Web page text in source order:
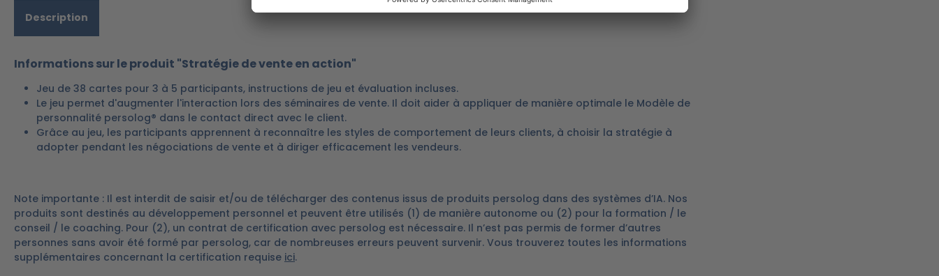
Description
Informations sur le produit "Stratégie de vente en action"
Jeu de 38 cartes pour 3 à 5 participants, instructions de jeu et évaluation incluses.
Le jeu permet d'augmenter l'interaction lors des séminaires de vente. Il doit aider à appliquer de manière optimale le Modèle de
personnalité persolog® dans le contact direct avec le client.
Grâce au jeu, les participants apprennent à reconnaître les styles de comportement de leurs clients, à choisir la stratégie à
adopter pendant les négociations de vente et à diriger efficacement les vendeurs.
Note importante : Il est interdit de saisir et/ou de télécharger des contenus issus de produits persolog dans des systèmes d’IA. Nos
produits sont destinés au développement personnel et peuvent être utilisés (1) de manière autonome ou (2) pour la formation / le
conseil / le coaching. Pour (2), un contrat de certification avec persolog est nécessaire. Il n’est pas permis de former d’autres
personnes sans avoir été formé par persolog, car de nombreuses erreurs peuvent survenir. Vous trouverez toutes les informations
supplémentaires concernant la certification requise ici.